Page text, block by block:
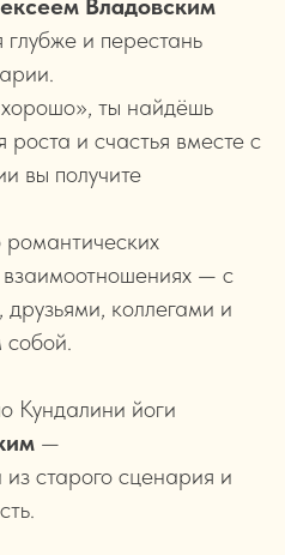
Владовским
и перестань
ты найдёшь
и счастья вместе с
вы получите
романтических
— с
коллегами и
Кундалини йоги
—
из старого сценария и